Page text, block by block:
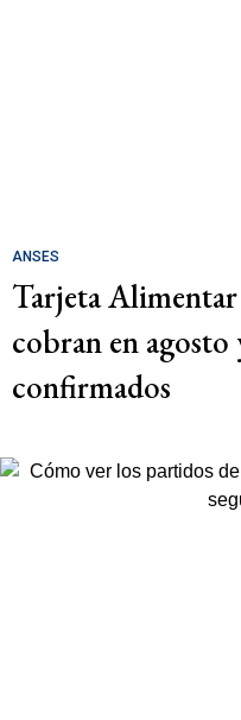
ANSES
Tarjeta
cobran en
confirmados